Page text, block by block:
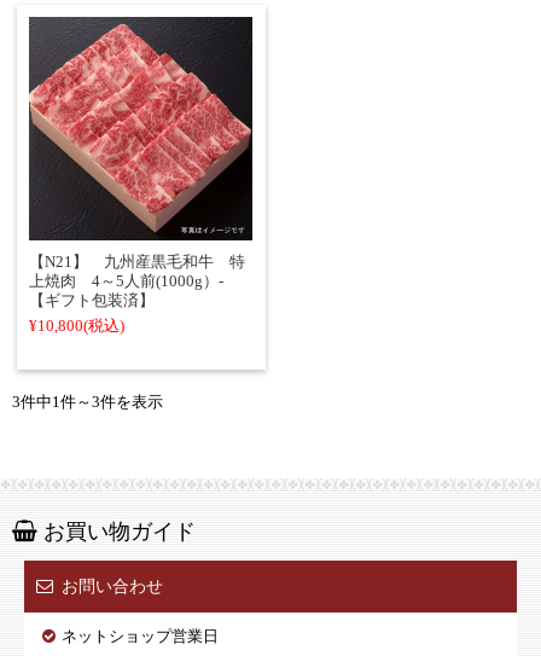
【N21】 九州産黒毛和牛 特
上焼肉 4～5人前(1000g）-
【ギフト包装済】
¥10,800(税込)
3件中1件～3件を表示
お買い物ガイド
お問い合わせ
ネットショップ営業日